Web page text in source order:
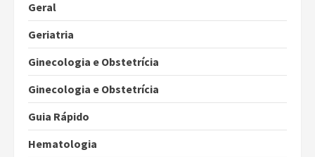
Geral
Geriatria
Ginecologia e Obstetrícia
Ginecologia e Obstetrícia
Guia Rápido
Hematologia